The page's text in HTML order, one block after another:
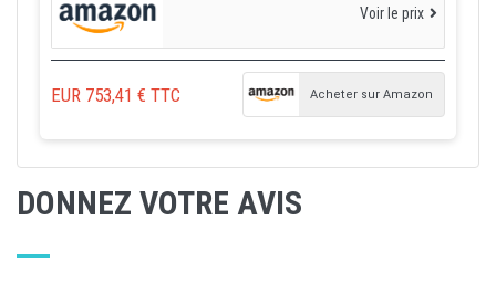
Voir le prix
EUR 753,41 € TTC Acheter sur Amazon
DONNEZ VOTRE AVIS